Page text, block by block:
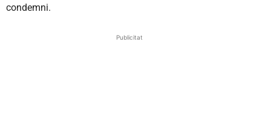
condemni.
Publicitat